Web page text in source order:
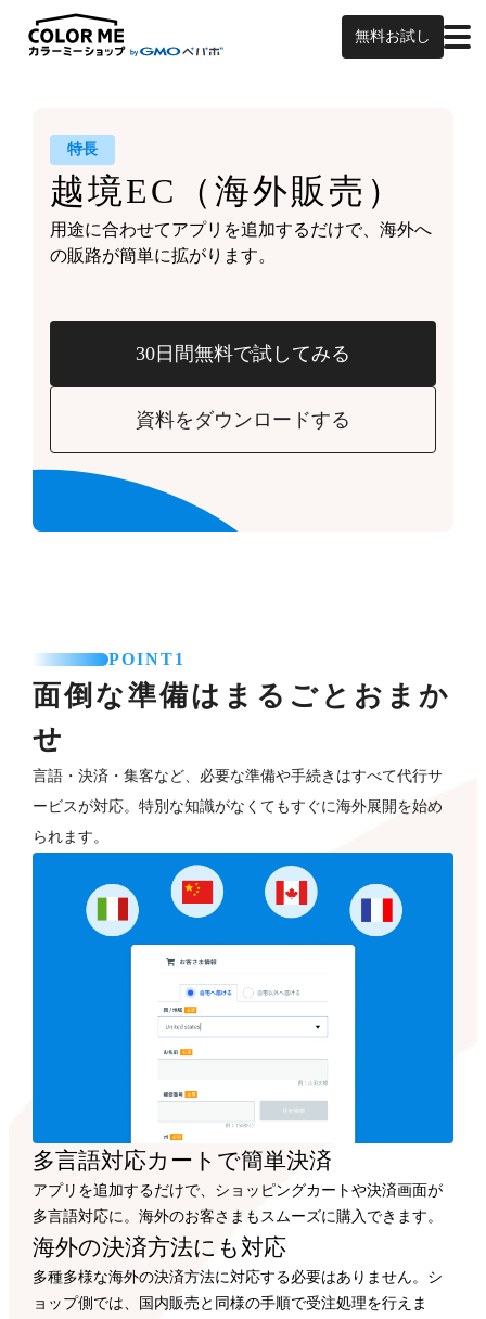
無料お試し
特長
越境EC （海外販売）
用途に合わせてアプリを追加するだけで、海外へ
の販路が簡単に拡がります。
30日間無料で試してみる
資料をダウンロードする
POINT1
面倒な準備はまるごとおまか
せ
言語・決済・集客など、必要な準備や手続きはすべて代行サ
ービスが対応。特別な知識がなくてもすぐに海外展開を始め
られます。
多言語対応カートで簡単決済
アプリを追加するだけで、ショッピングカートや決済画面が
多言語対応に。海外のお客さまもスムーズに購入できます。
海外の決済方法にも 対応
多種多様な海外の決済方法に対応する必要はありません。シ
ョップ側では、国内販売と同様の手順で受注処理を行えま